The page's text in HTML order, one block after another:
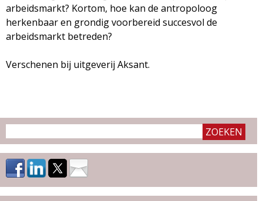
arbeidsmarkt? Kortom, hoe kan de antropoloog
herkenbaar en grondig voorbereid succesvol de
arbeidsmarkt betreden?
Verschenen bij uitgeverij Aksant.